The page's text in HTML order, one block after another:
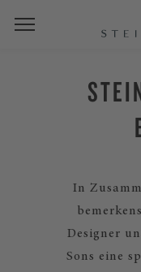
In
Designer
Sons eine